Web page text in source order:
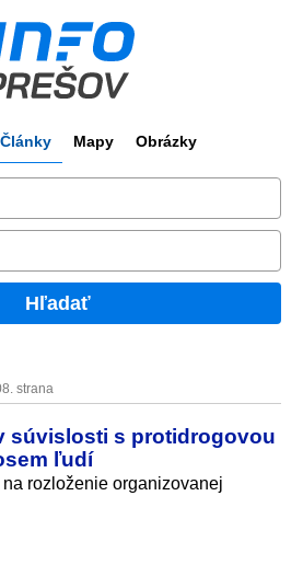
Články Mapy Obrázky
Hľadať
strana
súvislosti s protidrogovou
ľudí
rozloženie organizovanej